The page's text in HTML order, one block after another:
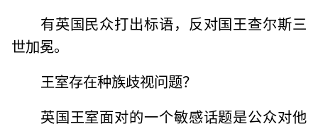
有英国民众打出标语，反对国王查尔斯三
世加冕。
王室存在种族歧视问题？
英国王室面对的一个敏感话题是公众对他